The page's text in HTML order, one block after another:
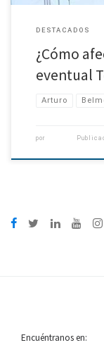
DESTACADOS
¿Cómo
eventual
Arturo
por
Encuéntranos en: